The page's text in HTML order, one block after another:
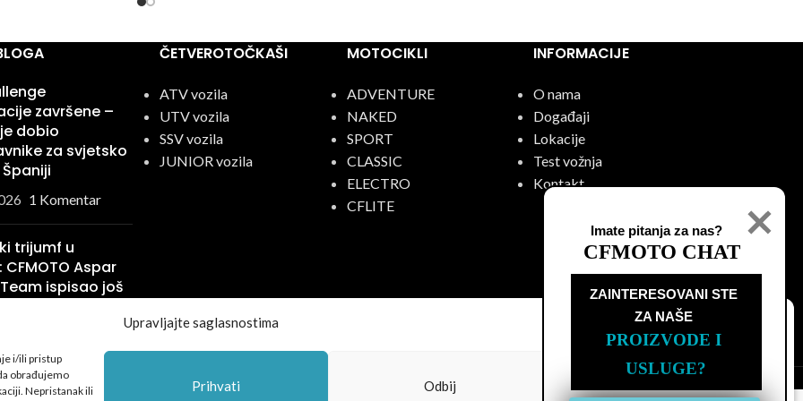
Upravljajte saglasnostima
i/ili pristup
obrađujemo
Nepristanak ili
Prihvati Odbij
završene –
dobio
za svjetsko
1 Komentar
trijumf u
CFMOTO Aspar
ispisao još
1 Komentar
ČETVEROTOČKAŠI
ATV vozila
UTV vozila
SSV vozila
JUNIOR vozila
MOTOCIKLI
ADVENTURE
NAKED
SPORT
CLASSIC
ELECTRO
CFLITE
INFORMACIJE
O nama
Događaji
Lokacije
Test vožnja
Kontakt
Uslovi |Podešavanja kolačića
Imate pitanja za nas?
CFMOTO CHAT
ZAINTERESOVANI STE
ZA NAŠE
PROIZVODE I
USLUGE?